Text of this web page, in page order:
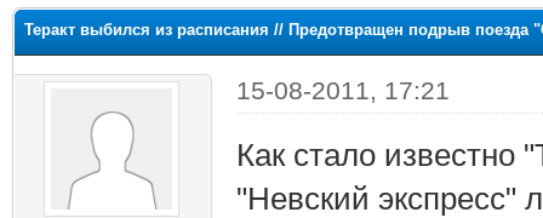
Теракт выбился из расписания // Предотвращен подрыв поезда
15-08-2011, 17:21
Как стало известно
"Невский экспресс"